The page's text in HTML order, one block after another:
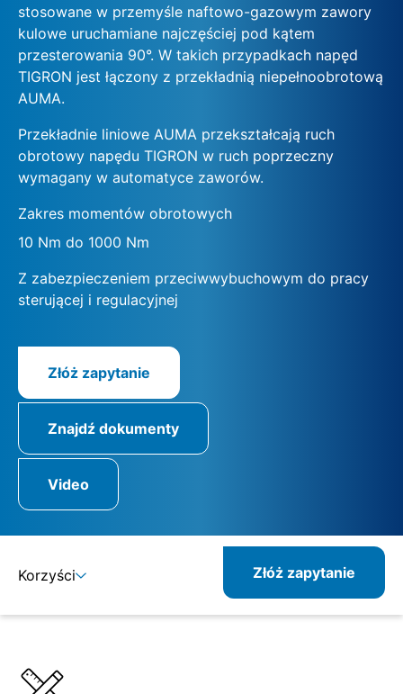
stosowane w przemyśle naftowo-gazowym zawory
kulowe uruchamiane najczęściej pod kątem
przesterowania 90°. W takich przypadkach napęd
TIGRON jest łączony z przekładnią niepełnoobrotową
AUMA.
Przekładnie liniowe AUMA przekształcają ruch
obrotowy napędu TIGRON w ruch poprzeczny
wymagany w automatyce zaworów.
Zakres momentów obrotowych
10 Nm do 1000 Nm
Z zabezpieczeniem przeciwwybuchowym do pracy
sterującej i regulacyjnej
Złóż zapytanie
Znajdź dokumenty
Video
Korzyści Złóż zapytanie